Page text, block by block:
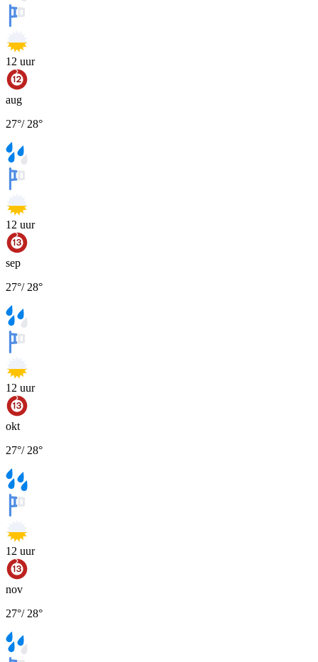
12 uur
aug
27°/ 28°
12 uur
sep
27°/ 28°
12 uur
okt
27°/ 28°
12 uur
nov
27°/ 28°